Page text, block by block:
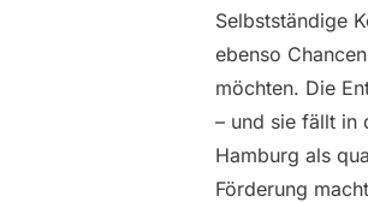
Selbstständige
ebenso
möchten. Die
– und sie fällt in
Hamburg als
Förderung